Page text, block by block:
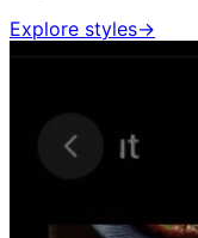
Explore styles→